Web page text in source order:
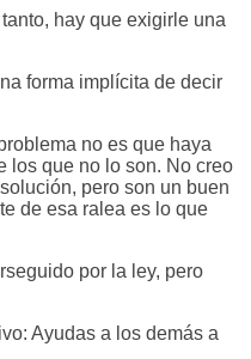
hay que exigirle una
forma implícita de decir
no es que haya
los que no lo son. No creo
pero son un buen
de esa ralea es lo que
por la ley, pero
Ayudas a los demás a